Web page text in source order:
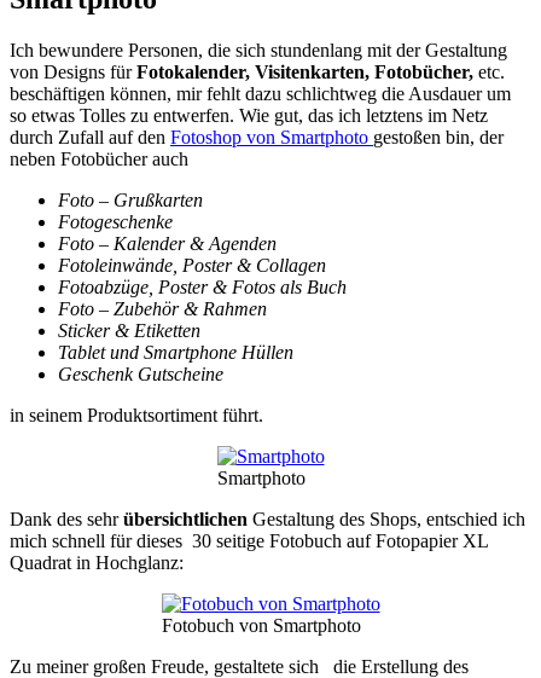
Ich bewundere Personen, die sich stundenlang mit der Gestaltung
von Designs fürFotokalender, Visitenkarten, Fotobücher, etc.
beschäftigen können, mir fehlt dazu schlichtweg die Ausdauer um
so etwas Tolles zu entwerfen. Wie gut, das ich letztens im Netz
durch Zufall auf den Fotoshop von Smartphoto gestoßen bin, der
neben Fotobücher auch
Foto – Grußkarten
Fotogeschenke
Foto – Kalender & Agenden
Fotoleinwände, Poster & Collagen
Fotoabzüge, Poster & Fotos als Buch
Foto – Zubehör & Rahmen
Sticker & Etiketten
Tablet und Smartphone Hüllen
Geschenk Gutscheine
in seinem Produktsortiment führt.
Smartphoto
Dank des sehrübersichtlichen Gestaltung des Shops, entschied ich
mich schnell für dieses 30 seitige Fotobuch auf Fotopapier XL
Quadrat in Hochglanz:
Fotobuch von Smartphoto
Zu meiner großen Freude, gestaltete sich die Erstellung des